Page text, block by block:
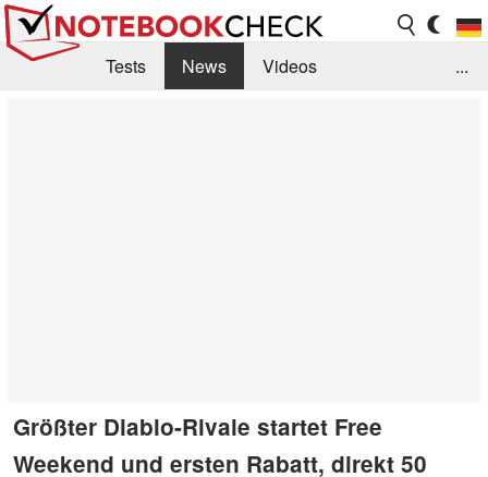
Tests News
Videos
...
Größter Diablo-Rivale startet Free
Weekend und ersten Rabatt, direkt 50